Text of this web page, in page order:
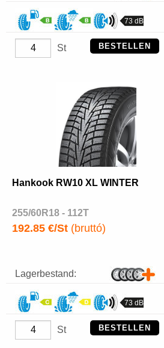
73 dB
St BESTELLEN
Hankook RW10 XL WINTER
255/60R18 - 112T
192.85 €/St (bruttó)
Lagerbestand:
73 dB
St BESTELLEN